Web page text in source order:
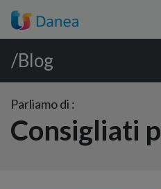
/Blog
Parliamo di :
Consigliati